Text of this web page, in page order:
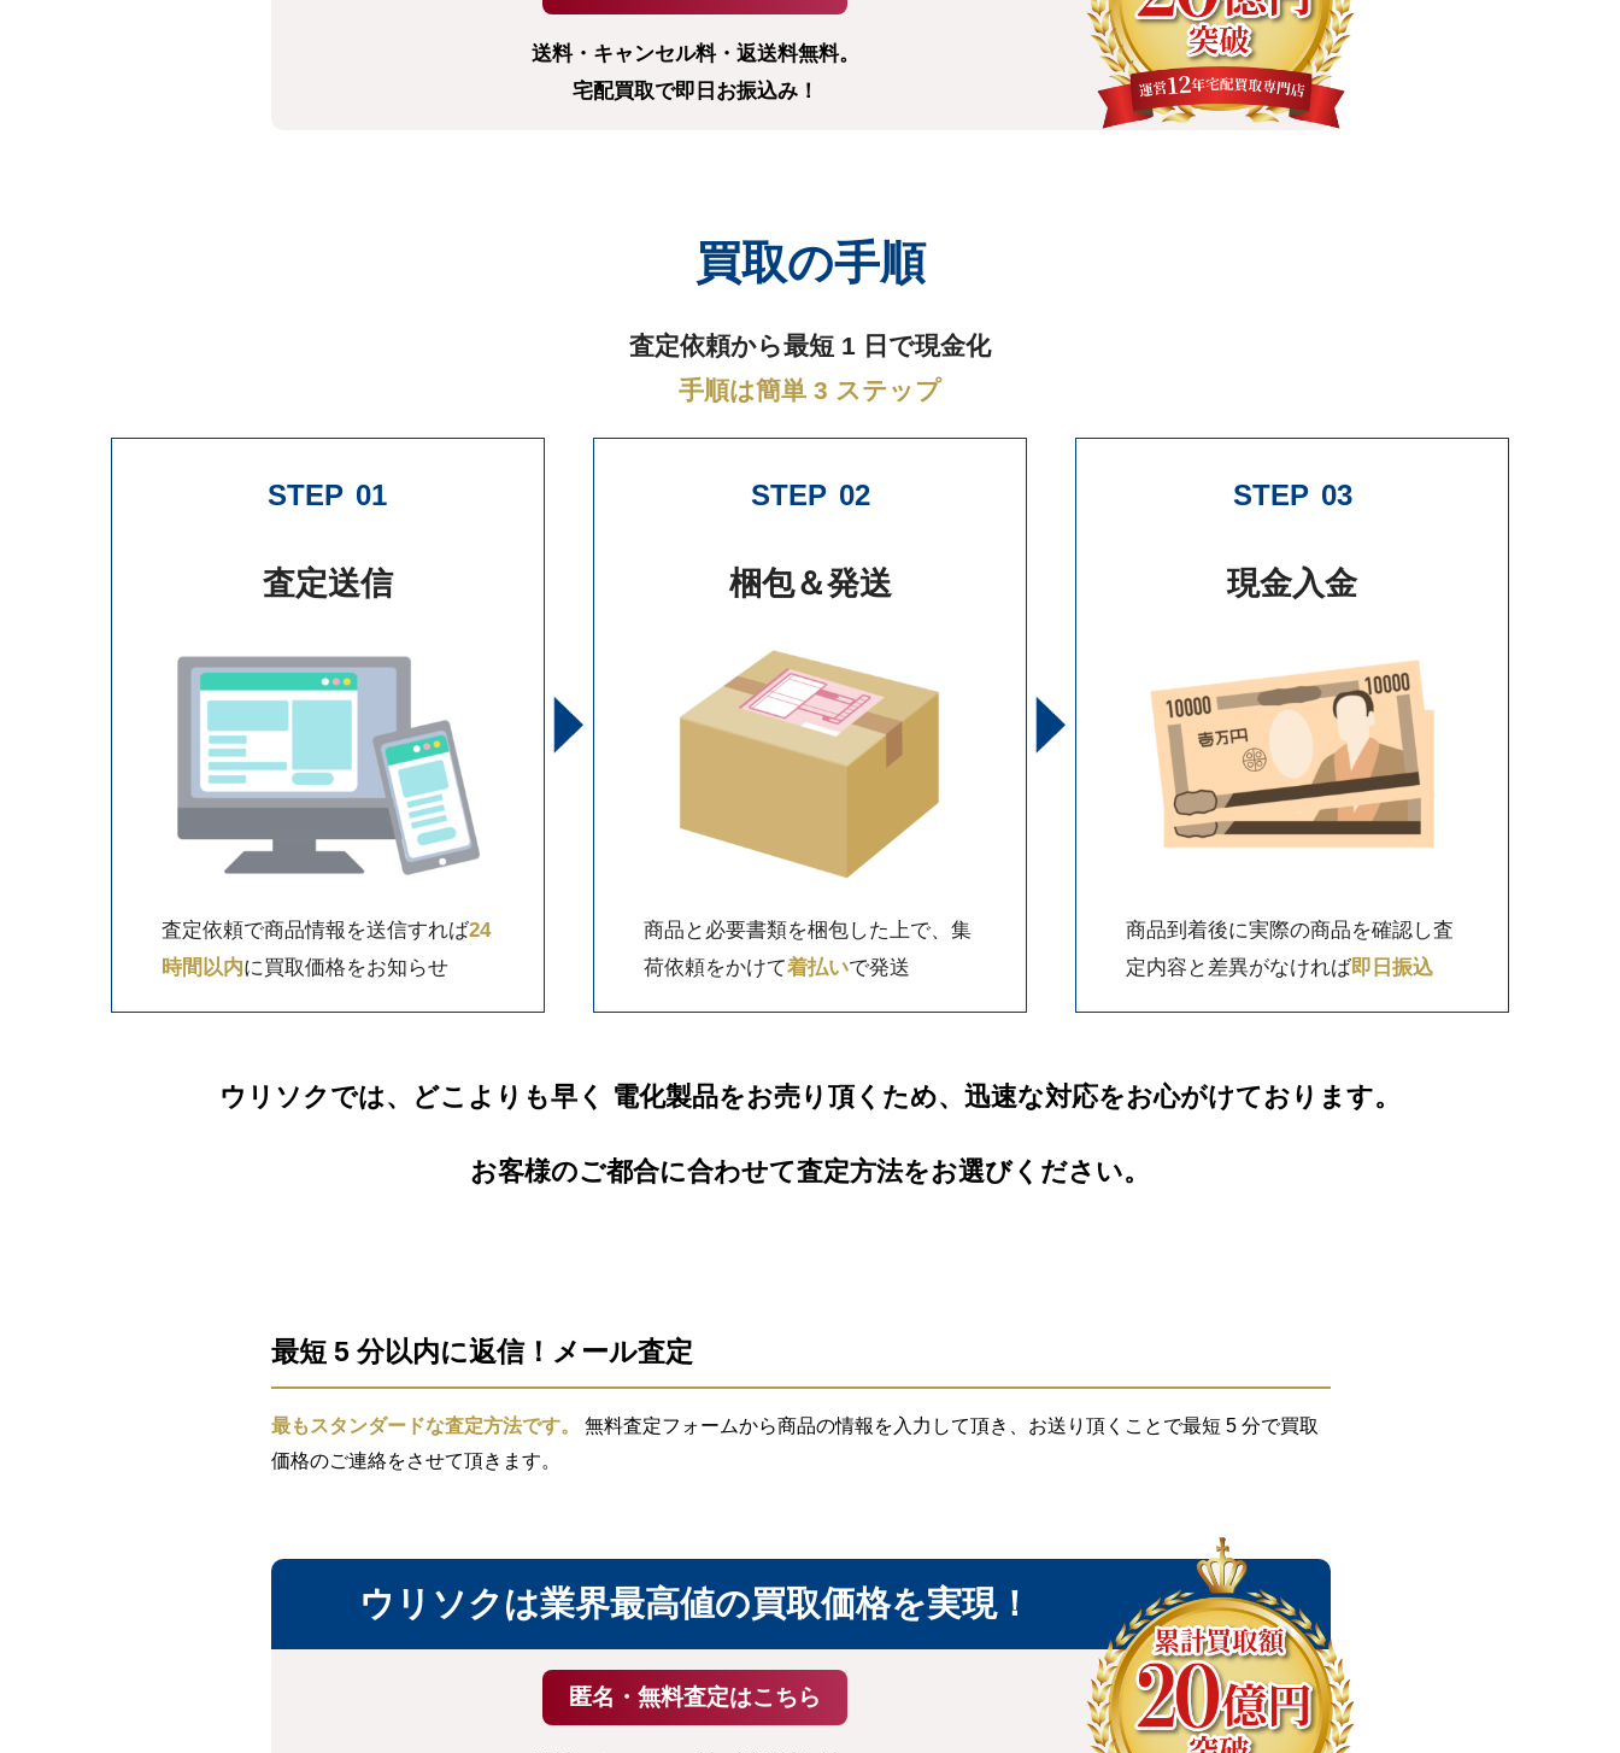
送料・キャンセル料・返送料無料。
宅配買取で即日お振込み！
買取の手順
査定依頼から最短 1 日で現金化
手順は簡単 3 ステップ
STEP 01
査定送信
査定依頼で商品情報を送信すれば24
時間以内に買取価格をお知らせ
STEP 02
梱包＆発送
商品と必要書類を梱包した上で、集
荷依頼をかけて着払いで発送
STEP 03
現金入金
商品到着後に実際の商品を確認し査
定内容と差異がなければ即日振込
ウリソクでは、どこよりも早く 電化製品をお売り頂くため、迅速な対応をお心がけております。
お客様のご都合に合わせて査定方法をお選びください。
最短 5 分以内に返信！メール査定
最もスタンダードな査定方法です。
無料査定フォームから商品の情報を入力して頂き、お送り頂くことで最短 5 分で買取
価格のご連絡をさせて頂きます。
ウリソクは業界最高値の買取価格を実現！